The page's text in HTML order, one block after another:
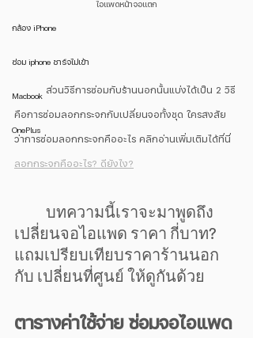
กล้อง iPhone
ซ่อม iphone ชาร์จไม่เข้า
Macbook
OnePlus
ไอแพดหน้าจอแตก
คือการซ่อมลอกกระจกกับเปลี่ยนจอทั้งชุด ใครสงสัย
ว่าการซ่อมลอกกระจกคืออะไร คลิกอ่านเพิ่มเติมได้ที่นี่
ลอกกระจกคืออะไร? ดียังไง?
เปลี่ยนจอไอแพด ราคา กี่บาท?
แถมเปรียบเทียบราคาร้านนอก
กับ เปลี่ยนที่ศูนย์ ให้ดูกันด้วย
ตารางค่าใช้จ่าย ซ่อมจอไอแพด